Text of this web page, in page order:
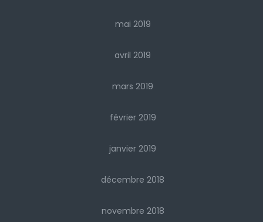
mai 2019
avril 2019
mars 2019
février 2019
janvier 2019
décembre 2018
novembre 2018